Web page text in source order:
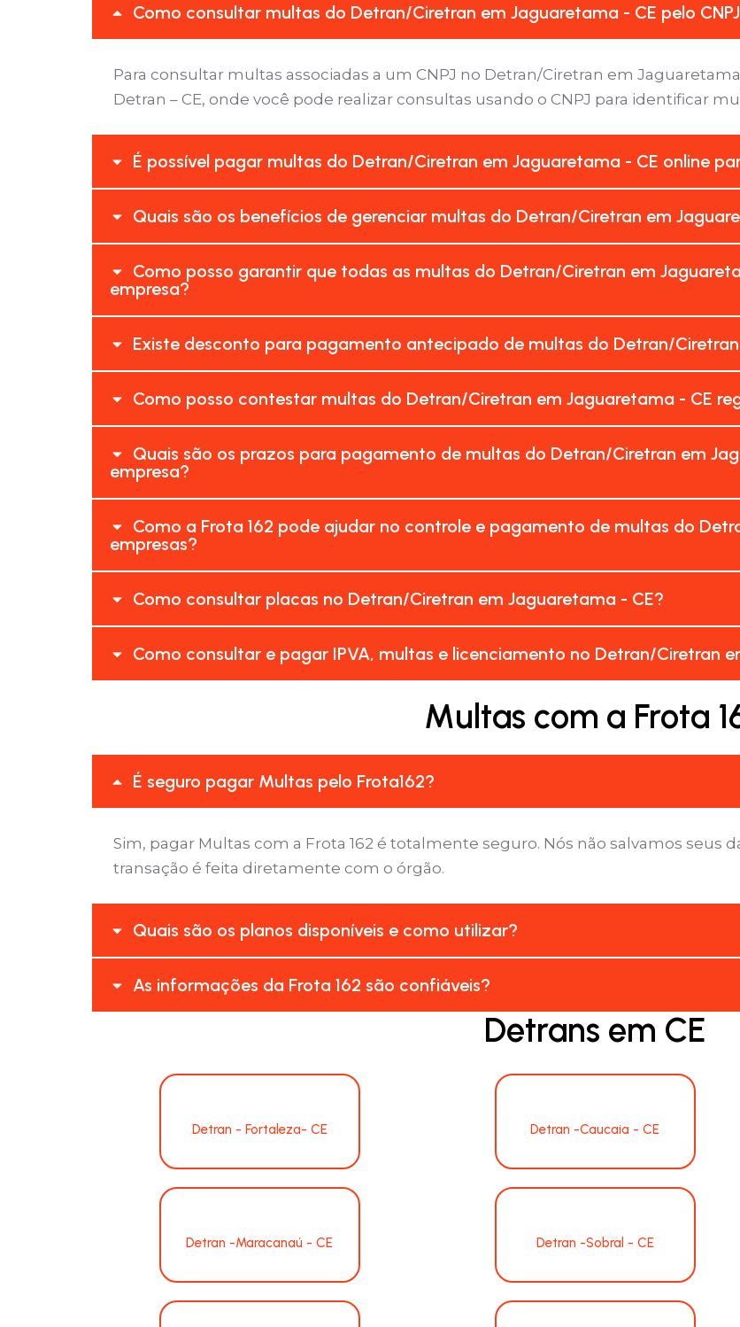
Como consultar multas do Detran/Ciretran em Jaguaretama - CE pelo
Para consultar multas associadas a um CNPJ no Detran/Ciretran em
Detran – CE, onde você pode realizar consultas usando o CNPJ para identificar
É possível pagar multas do Detran/Ciretran em Jaguaretama - CE online
Quais são os benefícios de gerenciar multas do Detran/Ciretran em
Como posso garantir que todas as multas do Detran/Ciretran em
empresa?
Existe desconto para pagamento antecipado de multas do Detran/Ciretran
Como posso contestar multas do Detran/Ciretran em Jaguaretama - CE
Quais são os prazos para pagamento de multas do Detran/Ciretran em
empresa?
Como a Frota 162 pode ajudar no controle e pagamento de multas do
empresas?
Como consultar placas no Detran/Ciretran em Jaguaretama - CE?
Como consultar e pagar IPVA, multas e licenciamento no Detran/Ciretran
Multas com a Frota
É seguro pagar Multas pelo Frota162?
Sim, pagar Multas com a Frota 162 é totalmente seguro. Nós não salvamos seus
transação é feita diretamente com o órgão.
Quais são os planos disponíveis e como utilizar?
As informações da Frota 162 são confiáveis?
Detrans em CE
Detran - Fortaleza- CE Detran -Caucaia - CE
Detran -Maracanaú - CE Detran -Sobral - CE